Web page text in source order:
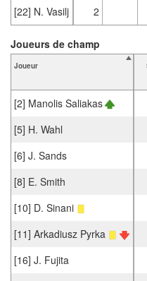
[22] N. Vasilj 2
Joueur
[2] Manolis Saliakas
[5] H. Wahl
[6] J. Sands
[8] E. Smith
[10] D. Sinani
[11] Arkadiusz Pyrka
[16] J. Fujita
Joueurs de champ